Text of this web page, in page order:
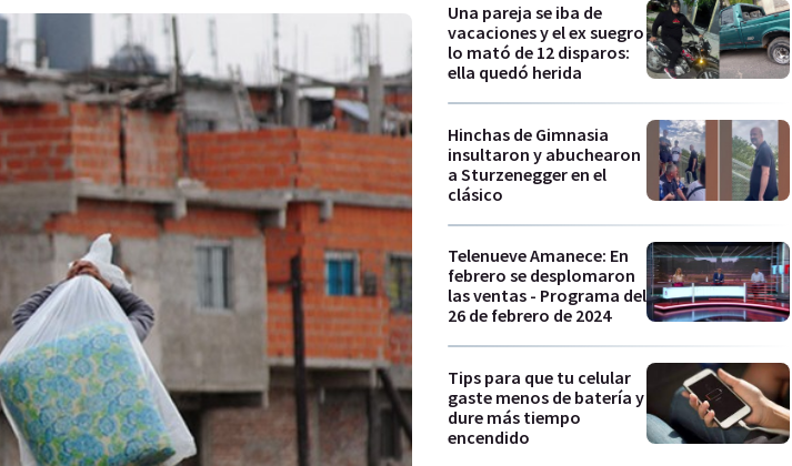
Una pareja se iba de
vacaciones y el ex suegro
lo mató de 12 disparos:
ella quedó herida
Hinchas de Gimnasia
insultaron y abuchearon
a Sturzenegger en el
clásico
Telenueve Amanece: En
febrero se desplomaron
las ventas - Programa del
26 de febrero de 2024
Tips para que tu celular
gaste menos de batería y
dure más tiempo
encendido